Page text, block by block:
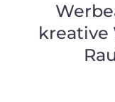
kreative